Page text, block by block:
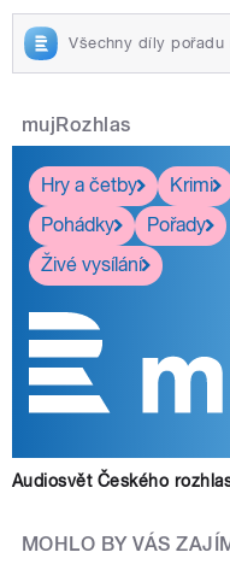
Všechny díly pořadu
mujRozhlas
Hry a četby
Krimi
Pohádky
Pořady
Živé vysílání
Audiosvět Českého
MOHLO BY VÁS